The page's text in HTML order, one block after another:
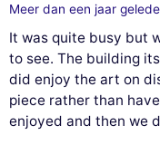
Meer dan een jaar
It was quite busy but
to see. The building
did enjoy the art on
piece rather than
enjoyed and then we